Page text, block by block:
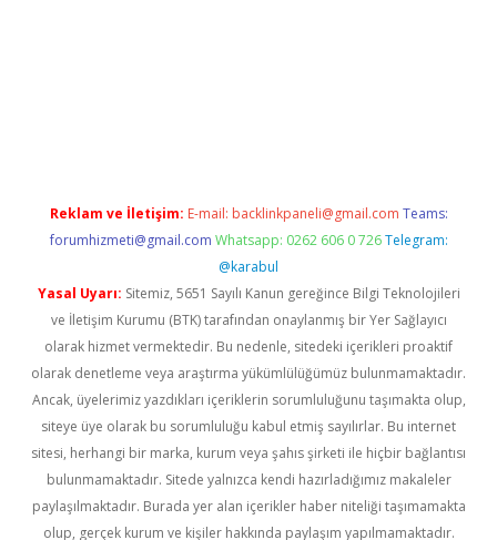
Reklam ve İletişim: E-mail: backlinkpaneli@gmail.com Teams:
forumhizmeti@gmail.com Whatsapp: 0262 606 0 726 Telegram:
@karabul
Yasal Uyarı: Sitemiz, 5651 Sayılı Kanun gereğince Bilgi Teknolojileri
ve İletişim Kurumu (BTK) tarafından onaylanmış bir Yer Sağlayıcı
olarak hizmet vermektedir. Bu nedenle, sitedeki içerikleri proaktif
olarak denetleme veya araştırma yükümlülüğümüz bulunmamaktadır.
Ancak, üyelerimiz yazdıkları içeriklerin sorumluluğunu taşımakta olup,
siteye üye olarak bu sorumluluğu kabul etmiş sayılırlar. Bu internet
sitesi, herhangi bir marka, kurum veya şahıs şirketi ile hiçbir bağlantısı
bulunmamaktadır. Sitede yalnızca kendi hazırladığımız makaleler
paylaşılmaktadır. Burada yer alan içerikler haber niteliği taşımamakta
olup, gerçek kurum ve kişiler hakkında paylaşım yapılmamaktadır.